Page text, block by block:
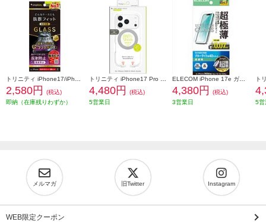
2,580円
(税込)
即納（在庫残りわずか）
4,480円
(税込)
5営業日
4,380円
(税込)
3営業日
5営
メルマガ 旧Twitter Instagram
WEB限定クーポン